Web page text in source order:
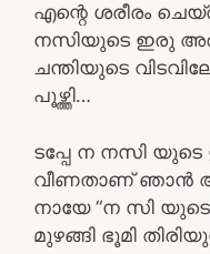
എന്റെ ശരീരം
നസിയുടെ ഇരു
ചന്തിയുടെ
പൂഴ്ത്തി…
ടപ്പേ ന നസി
വീണതാണ് ഞാൻ
നായേ “ന സി
മുഴങ്ങി ഭൂമി